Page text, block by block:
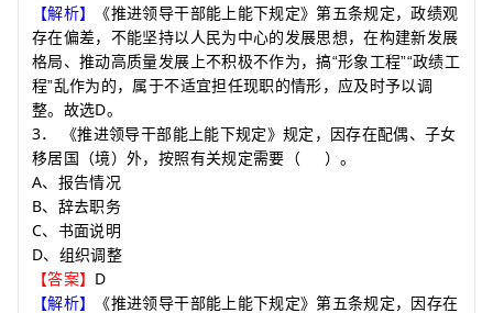
【解析】
《推进领导干部能上能下规定》第五条规定，政绩观
存在偏差，不能坚持以人民为中心的发展思想，在构建新发展
格局、推动高质量发展上不积极不作为，搞“形象工程”“政绩工
程”乱作为的，属于不适宜担任现职的情形，应及时予以调
整。故选D。
3．
《推进领导干部能上能下规定》规定，因存在配偶、子女
移居国（境）外，按照有关规定需要 （ ）。
A、报告情况
B、辞去职务
C、书面说明
D、组织调整
【答案】 D
【解析】
《推进领导干部能上能下规定》第五条规定，因存在